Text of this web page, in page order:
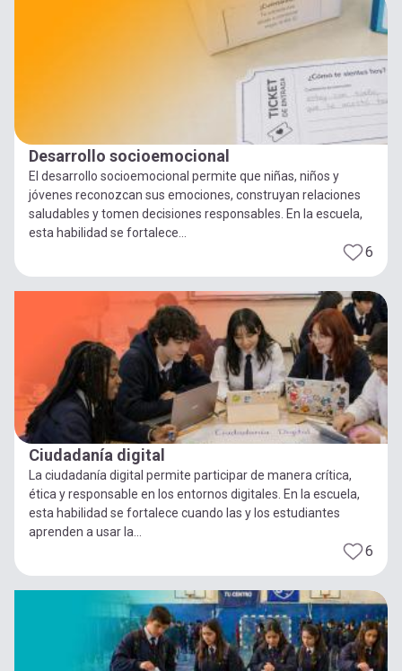
Desarrollo socioemocional
El desarrollo socioemocional permite que niñas, niños y
jóvenes reconozcan sus emociones, construyan relaciones
saludables y tomen decisiones responsables. En la escuela,
esta habilidad se fortalece...
6
Ciudadanía digital
La ciudadanía digital permite participar de manera crítica,
ética y responsable en los entornos digitales. En la escuela,
esta habilidad se fortalece cuando las y los estudiantes
aprenden a usar la...
6